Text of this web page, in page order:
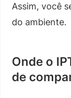
Assim, você
do ambiente.
Onde o
de